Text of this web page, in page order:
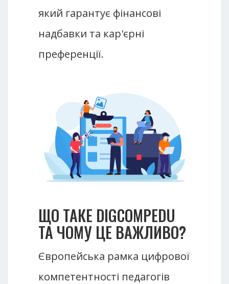
який гарантує фінансові
надбавки та кар'єрні
преференції.
ЩО ТАКЕ DIGCOMPEDU
ТА ЧОМУ ЦЕ ВАЖЛИВО?
Європейська рамка цифрової
компетентності педагогів